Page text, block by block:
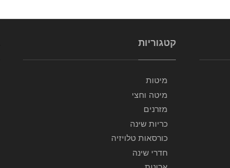
קטגוריות
מיטות
מיטה וחצי
מזרנים
כריות שינה
כורסאות טלויזיה
חדרי שינה